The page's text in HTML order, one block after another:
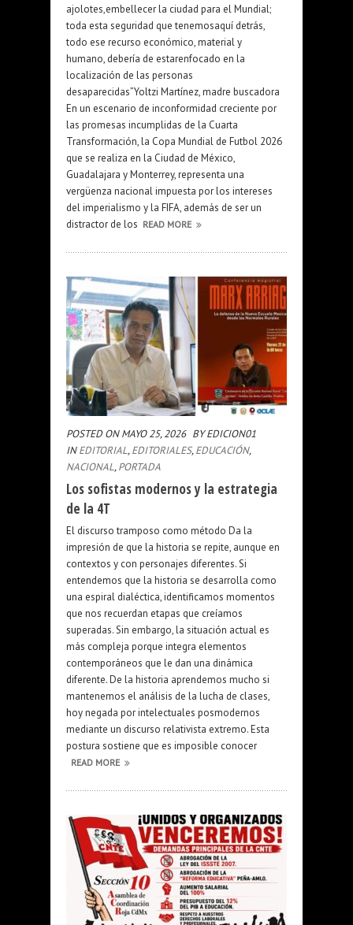
ajolotes,embellecer la ciudad para el Mundial;
toda esta seguridad que tenemosaquí detrás,
todo ese recurso económico, material y
humano, debería de estarenfocado en la
localización de las personas
desaparecidas”Yoltzi Martínez, madre buscadora
En un escenario de inconformidad creciente por
las promesas incumplidas de la Cuarta
Transformación, la Copa Mundial de Futbol 2026
que se realiza en la Ciudad de México,
Guadalajara y Monterrey, representa una
vergüenza nacional impuesta por los intereses
del imperialismo y la FIFA, además de ser un
distractor de los READ MORE
POSTED ON MAYO 25, 2026 BY EDICION01
INEDITORIAL,EDITORIALES,EDUCACIÓN,
NACIONAL,PORTADA
Los sofistas modernos y la estrategia
de la 4T
El discurso tramposo como método Da la
impresión de que la historia se repite, aunque en
contextos y con personajes diferentes. Si
entendemos que la historia se desarrolla como
una espiral dialéctica, identificamos momentos
que nos recuerdan etapas que creíamos
superadas. Sin embargo, la situación actual es
más compleja porque integra elementos
contemporáneos que le dan una dinámica
diferente. De la historia aprendemos mucho si
mantenemos el análisis de la lucha de clases,
hoy negada por intelectuales posmodernos
mediante un discurso relativista extremo. Esta
postura sostiene que es imposible conocer
READ MORE